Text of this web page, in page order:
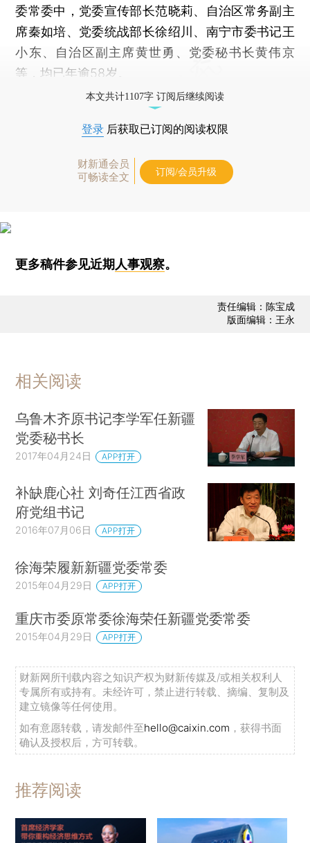
委常委中，党委宣传部长范晓莉、自治区常务副主
席秦如培、党委统战部长徐绍川、南宁市委书记王
小东、自治区副主席黄世勇、党委秘书长黄伟京
等，均已年逾58岁。
本文共计1107字 订阅后继续阅读
登录 后获取已订阅的阅读权限
财新通会员
可畅读全文
订阅/会员升级
更多稿件参见近期 人事观察。
责任编辑：陈宝成
版面编辑：王永
相关阅读
乌鲁木齐原书记李学军任新疆
党委秘书长
2017年04月24日 APP打开
补缺鹿心社 刘奇任江西省政
府党组书记
2016年07月06日 APP打开
徐海荣履新新疆党委常委
2015年04月29日 APP打开
重庆市委原常委徐海荣任新疆党委常委
2015年04月29日 APP打开
财新网所刊载内容之知识产权为财新传媒及/或相关权利人
专属所有或持有。未经许可，禁止进行转载、摘编、复制及
建立镜像等任何使用。
如有意愿转载，请发邮件至hello@caixin.com ，获得书面
确认及授权后，方可转载。
推荐阅读